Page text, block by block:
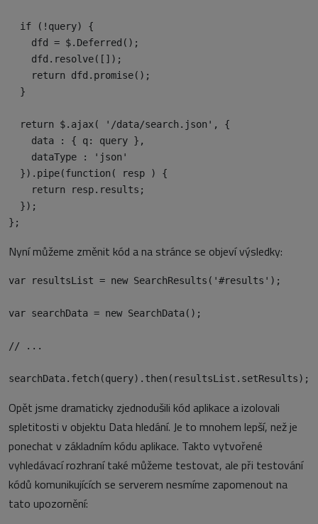
  if (!query) {
    dfd = $.Deferred();
    dfd.resolve([]);
    return dfd.promise();
  }
  return $.ajax( '/data/search.json', {
    data : { q: query },
    dataType : 'json'
  }).pipe(function( resp ) {
    return resp.results;
  });
Nyní můžeme změnit kód a na stránce se objeví výsledky:
var resultsList = new SearchResults('#results');
var searchData = new SearchData();
// ...
Opět jsme dramaticky zjednodušili kód aplikace a izolovali
spletitosti v objektu Data hledání. Je to mnohem lepší, než je
ponechat v základním kódu aplikace. Takto vytvořené
vyhledávací rozhraní také můžeme testovat, ale při testování
kódů komunikujících se serverem nesmíme zapomenout na
tato upozornění: